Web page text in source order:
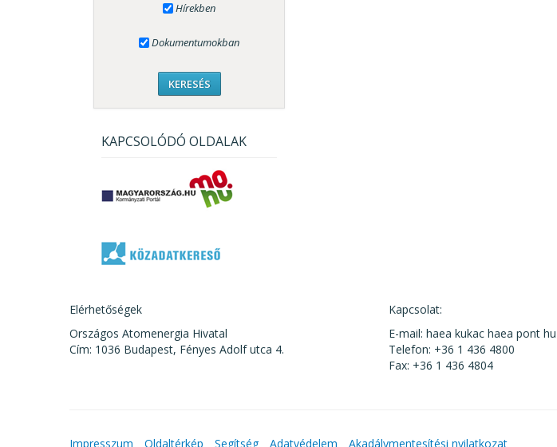
Hírekben
Dokumentumokban
KAPCSOLÓDÓ OLDALAK
Elérhetőségek
Országos Atomenergia Hivatal
Cím: 1036 Budapest, Fényes Adolf utca 4.
Kapcsolat:
E-mail: haea kukac haea pont hu
Telefon: +36 1 436 4800
Fax: +36 1 436 4804
Impresszum Oldaltérkép Segítség Adatvédelem Akadálymentesítési nyilatkozat